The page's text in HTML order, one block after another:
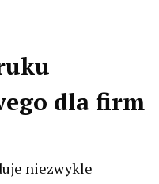
dla firm
niezwykle